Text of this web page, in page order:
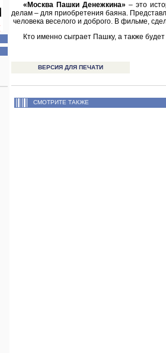
«Москва Пашки Денежкина» – это
делам – для приобретения баяна.
человека веселого и доброго. В фильме,
Кто именно сыграет Пашку, а также
ВЕРСИЯ ДЛЯ ПЕЧАТИ
СМОТРИТЕ ТАКЖЕ